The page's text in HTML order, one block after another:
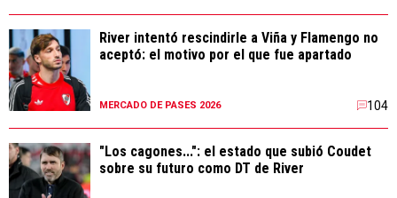
River intentó rescindirle a Viña y Flamengo no
aceptó: el motivo por el que fue apartado
MERCADO DE PASES 2026 104
"Los cagones...": el estado que subió Coudet
sobre su futuro como DT de River